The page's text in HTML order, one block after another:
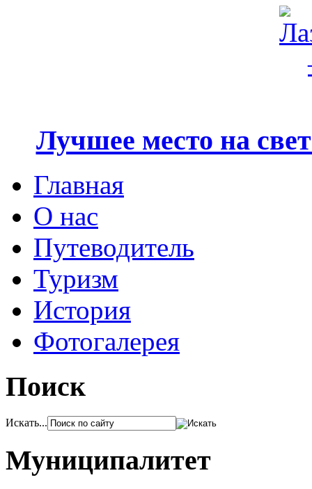
Лучшее место на
Главная
О нас
Путеводитель
Туризм
История
Фотогалерея
Поиск
Искать...
Муниципалитет